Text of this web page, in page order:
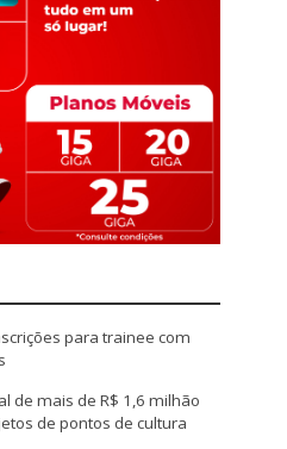
para trainee com
de mais de R$ 1,6 milhão
de pontos de cultura